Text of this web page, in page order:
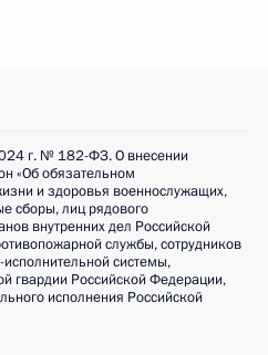
г. № 182-ФЗ. О внесении
«Об обязательном
и здоровья военнослужащих,
сборы, лиц рядового
внутренних дел Российской
службы, сотрудников
системы,
гвардии Российской Федерации,
исполнения Российской